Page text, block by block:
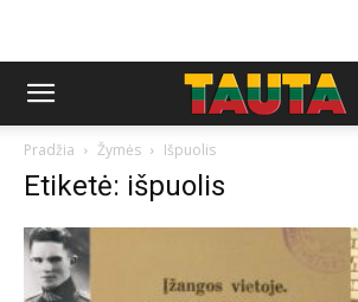
Pradžia Žymės Išpuolis
Etiketė: išpuolis